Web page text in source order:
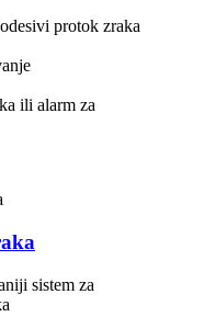
protok zraka
ili alarm za
sistem za